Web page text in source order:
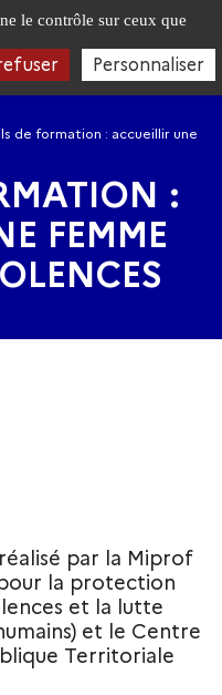
de formation : accueillir une
:
FEMME
par la Miprof
la protection
et la lutte
et le Centre
Territoriale
le contrôle sur ceux que
Personnaliser